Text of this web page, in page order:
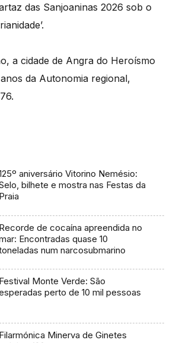
das Sanjoaninas 2026 sob o
a cidade de Angra do Heroísmo
da Autonomia regional,
aniversário Vitorino Nemésio:
bilhete e mostra nas Festas da
Praia
Recorde de cocaína apreendida no
Encontradas quase 10
num narcosubmarino
Festival Monte Verde: São
perto de 10 mil pessoas
Filarmónica Minerva de Ginetes